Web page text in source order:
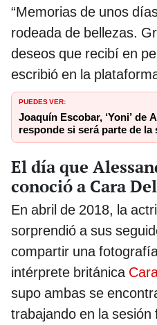
“Memorias de unos
rodeada de bellezas.
deseos que recibí en
escribió en la
PUEDES VER:
Joaquín Escobar, ‘Yoni’ de
responde si será parte de la
El día que
conoció a Cara
En abril de 2018, la
sorprendió a sus
compartir una
intérprete británica
supo ambas se
trabajando en la